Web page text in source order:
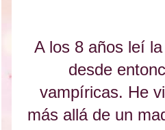
A los 8 años leí
desde
vampíricas. He
más allá de un